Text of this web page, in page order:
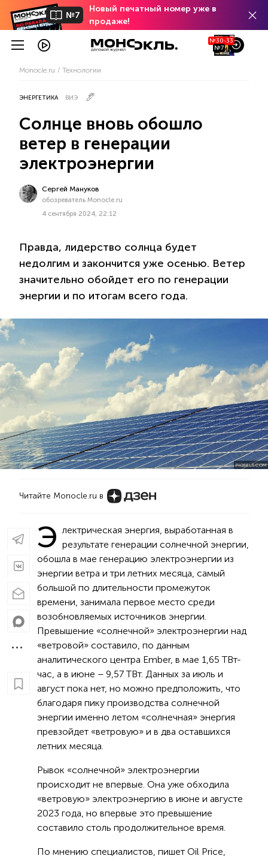
№7
Новый печатный номер уже в
продаже!
№30-33
№7
Monocle.ru Технологии
ЭНЕРГЕТИКА ВИЭ
Солнце вновь обошло
ветер в генерации
электроэнергии
Сергей Мануков
обозреватель Monocle.ru
4 сентября 2024, 22:12
Правда, лидерство солнца будет
недолгим и закончится уже осенью. Ветер
значительно обойдет его по генерации
энергии и по итогам всего года.
PIQSELS.COM
Читайте Monocle.ru в
Э лектрическая энергия, выработанная в
результате генерации солнечной энергии,
обошла в мае генерацию электроэнергии из
энергии ветра и три летних месяца, самый
большой по длительности промежуток
времени, занимала первое место среди
возобновляемых источников энергии.
Превышение «солнечной» электроэнергии над
«ветровой» составило, по данным
аналитического центра Ember, в мае 1,65 ТВт-
час, а в июне – 9,57 ТВт. Данных за июль и
август пока нет, но можно предположить, что
благодаря пику производства солнечной
энергии именно летом «солнечная» энергия
превзойдет «ветровую» и в два оставшихся
летних месяца.
Рывок «солнечной» электроэнергии
происходит не впервые. Она уже обходила
«ветровую» электроэнергию в июне и августе
2023 года, но впервые это превышение
составило столь продолжительное время.
По мнению специалистов, пишет Oil Price,